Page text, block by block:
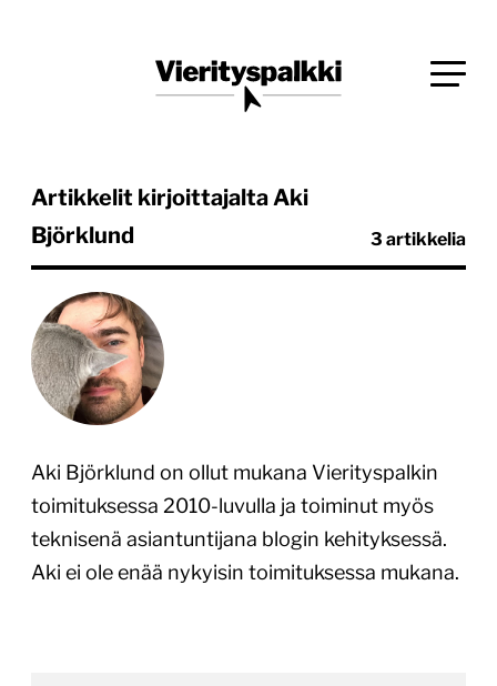
Vierityspalkki.fi
Artikkelit kirjoittajalta Aki
Björklund
3 artikkelia
Aki Björklund on ollut mukana Vierityspalkin
toimituksessa 2010-luvulla ja toiminut myös
teknisenä asiantuntijana blogin kehityksessä.
Aki ei ole enää nykyisin toimituksessa mukana.